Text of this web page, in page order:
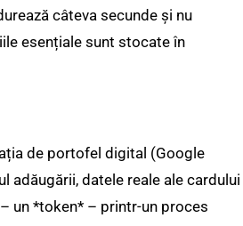
câteva secunde și nu
esențiale sunt stocate în
de portofel digital (Google
adăugării, datele reale ale cardului
un *token* – printr-un proces